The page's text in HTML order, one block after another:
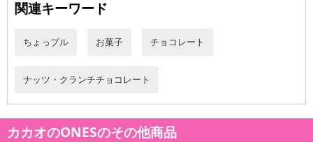
関連キーワード
ちょっプル お菓子 チョコレート
ナッツ・クランチチョコレート
カカオのONESのその他商品